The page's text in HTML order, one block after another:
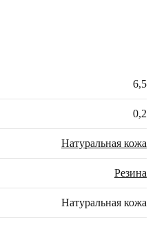
6,5
0,2
Натуральная кожа
Резина
Натуральная кожа